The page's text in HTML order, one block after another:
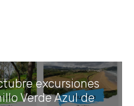
excursiones
Verde Azul de